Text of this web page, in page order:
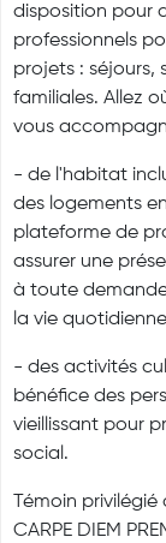
disposition pour
professionnels
projets : séjours,
familiales. Allez
vous
- de l'habitat
des logements
plateforme de
assurer une
à toute
la vie
- des activités
bénéfice des
vieillissant pour
social.
Témoin
CARPE DIEM